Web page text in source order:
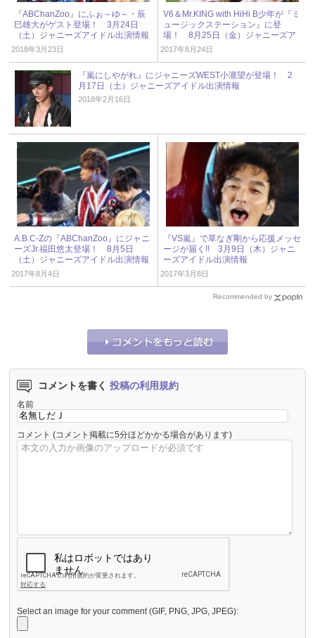
『ABChanZoo』にふぉ～ゆ～・辰
巳雄大がゲスト登場！ 3月24日
（土）ジャニーズアイドル出演情報
2018年3月23日
V6＆Mr.KING with HiHi B少年が『ミ
ュージックステーション』に登
場！ 8月25日（金）ジャニーズア
イドル出演情報
2017年8月24日
『嵐にしやがれ』にジャニーズWEST小瀧望が登場！ 2
月17日（土）ジャニーズアイドル出演情報
2018年2月16日
A.B.C-Zの『ABChanZoo』にジャニ
ーズJr.福田悠太登場！ 8月5日
（土）ジャニーズアイドル出演情報
2017年8月4日
『VS嵐』で草なぎ剛から応援メッセ
ージが届く!! 3月9日（木）ジャニ
ーズアイドル出演情報
2017年3月8日
Recommended by
コメントを書く 投稿の利用規約
名前
コメント (コメント掲載に5分ほどかかる場合があります)
Select an image for your comment (GIF, PNG, JPG, JPEG):